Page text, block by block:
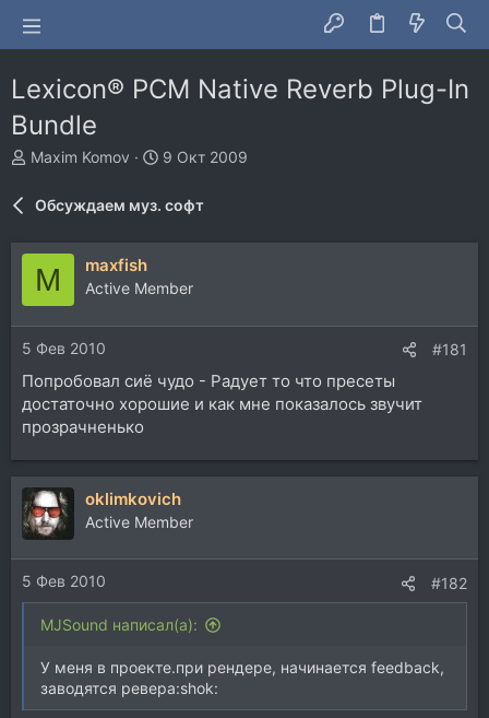
Lexicon® PCM Native Reverb Plug-In
Bundle
А
т
р
т
Maxim Komov
Д
н
9 Окт 2009
Обсуждаем муз. софт
M maxfish
Active Member
5 Фев 2010 #181
Попробовал сиё чудо - Радует то что пресеты
достаточно хорошие и как мне показалось звучит
прозрачненько
oklimkovich
Active Member
5 Фев 2010 #182
MJSound написал(а):
У меня в проекте.при рендере, начинается feedback,
заводятся ревера:shok: